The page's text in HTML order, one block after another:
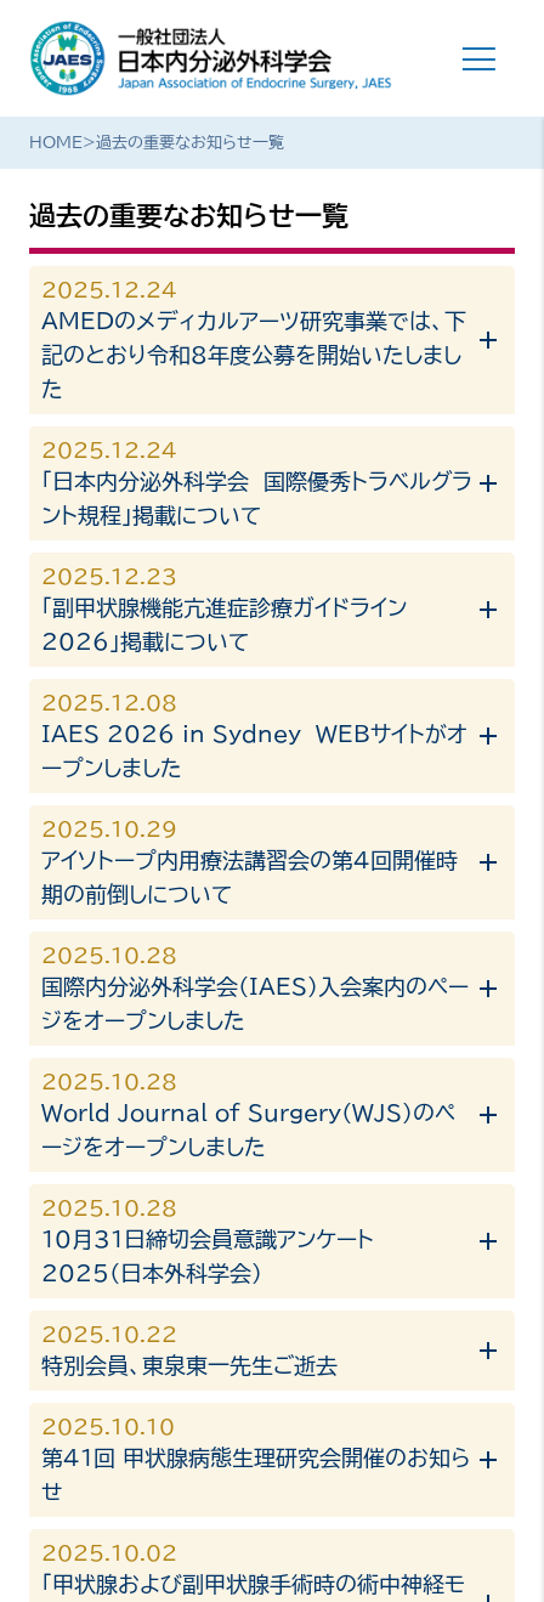
HOME>過去の重要なお知らせ一覧
過去の重要なお知らせ一覧
2025.12.24
AMEDのメディカルアーツ研究事業では、下
記のとおり令和8年度公募を開始いたしまし
た
2025.12.24
「日本内分泌外科学会 国際優秀トラベルグラ
ント規程」掲載について
2025.12.23
「副甲状腺機能亢進症診療ガイドライン
2026」掲載について
2025.12.08
IAES 2026 in Sydney WEBサイトがオ
ープンしました
2025.10.29
アイソトープ内用療法講習会の第4回開催時
期の前倒しについて
2025.10.28
国際内分泌外科学会（IAES）入会案内のペー
ジをオープンしました
2025.10.28
World Journal of Surgery（WJS）のペ
ージをオープンしました
2025.10.28
10月31日締切会員意識アンケート
2025（日本外科学会）
2025.10.22
特別会員、東泉東一先生ご逝去
2025.10.10
第41回 甲状腺病態生理研究会開催のお知ら
せ
2025.10.02
「甲状腺および副甲状腺手術時の術中神経モ